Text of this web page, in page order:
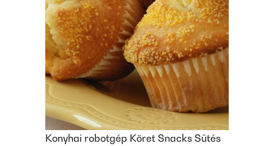
Konyhai robotgép Köret Snacks Sütés